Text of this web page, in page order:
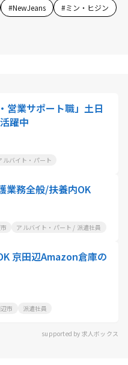
#NewJeans #ミン・ヒジン
営業サポート職」土日
躍中
ルバイト・パート
業務全般/扶養内OK
アルバイト・パート / 派遣社員
京田辺Amazon倉庫の
市 派遣社員
supported by 求人ボックス